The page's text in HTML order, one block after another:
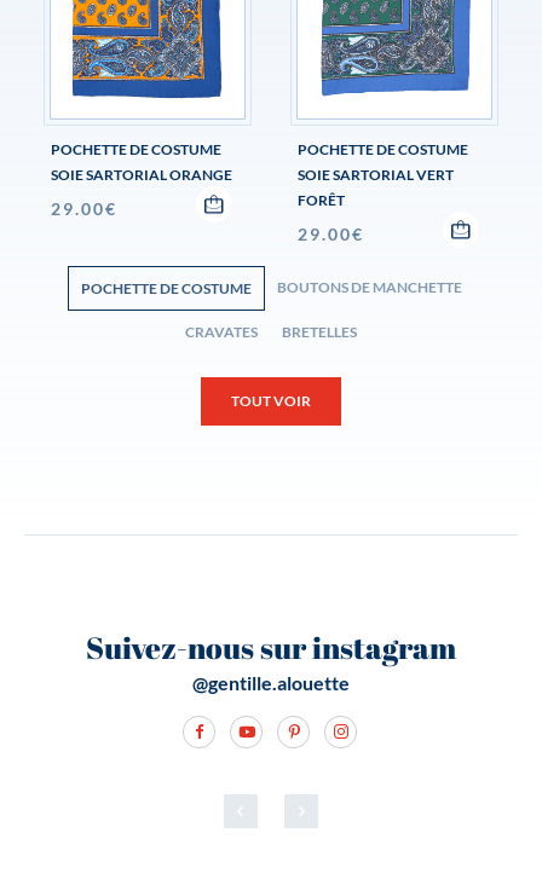
POCHETTE DE COSTUME BOUTONS DE MANCHETTE
CRAVATES BRETELLES
TOUT VOIR
POCHETTE DE COSTUME
SOIE SARTORIAL ORANGE
29.00€
POCHETTE DE COSTUME
SOIE SARTORIAL VERT
FORÊT
29.00€
Suivez-nous sur instagram
@gentille.alouette